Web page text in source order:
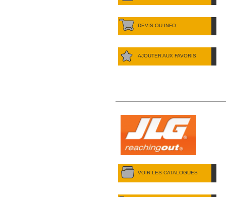
DEVIS OU INFO
AJOUTER AUX FAVORIS
VOIR LES CATALOGUES